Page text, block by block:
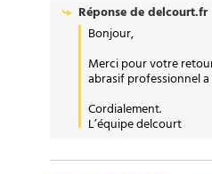
Réponse dedelcourt.fr
Bonjour,
Merci pour votre
abrasif professionnel
Cordialement.
L’équipe delcourt